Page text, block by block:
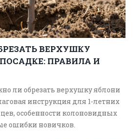
ВЕРХУШКУ
ПРАВИЛА И
ли обрезать верхушку яблони
инструкция для 1-летних
особенности колоновидных
ошибки новичков.